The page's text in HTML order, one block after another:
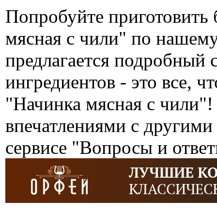
Попробуйте
мясная с чили" по
предлагается подробный
ингредиентов - это все,
"Начинка мясная с
впечатлениями с
сервисе "Вопросы и